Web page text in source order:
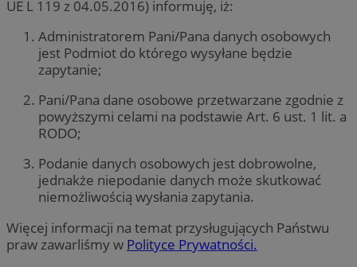
UE L 119 z 04.05.2016) informuję, iż:
Administratorem Pani/Pana danych osobowych
jest Podmiot do którego wysyłane będzie
zapytanie;
Pani/Pana dane osobowe przetwarzane zgodnie z
powyższymi celami na podstawie Art. 6 ust. 1 lit. a
RODO;
Podanie danych osobowych jest dobrowolne,
jednakże niepodanie danych może skutkować
niemożliwością wysłania zapytania.
Więcej informacji na temat przysługujących Państwu
praw zawarliśmy w Polityce Prywatności.